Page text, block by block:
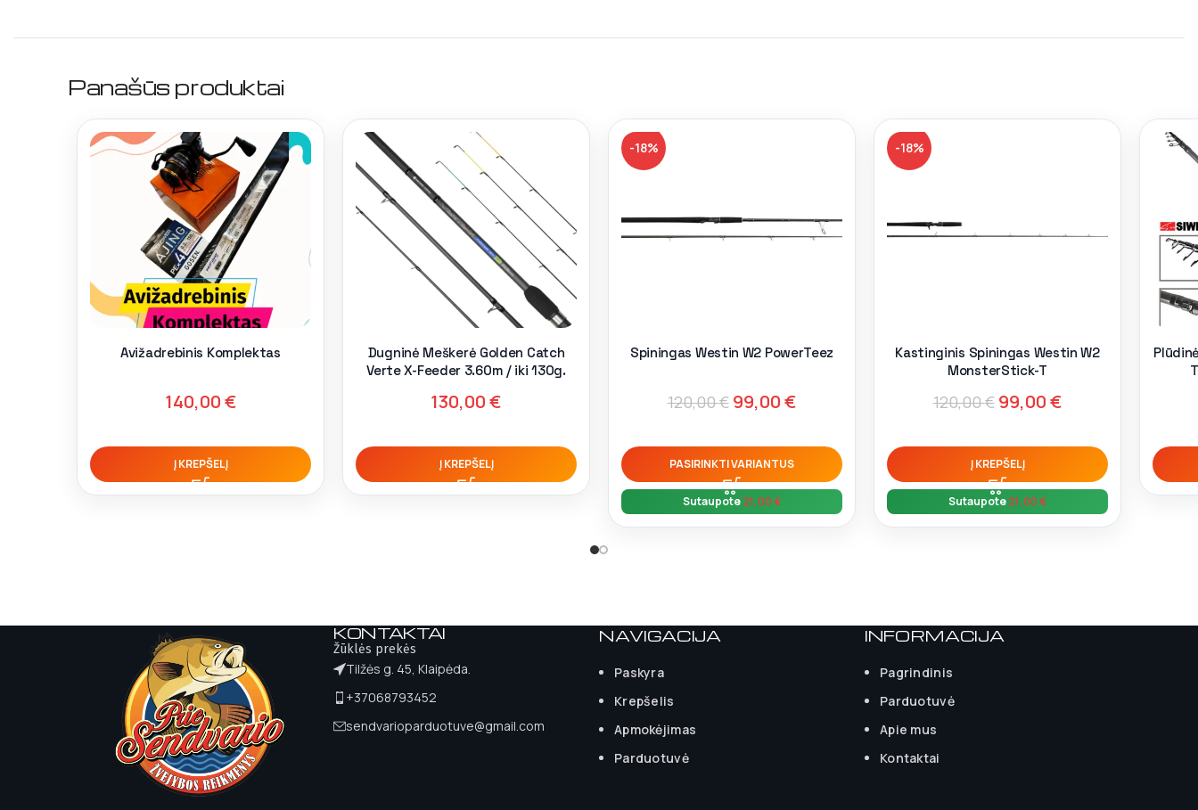
Panašūs produktai
Avižadrebinis Komplektas
140,00€
Į KREPŠELĮ
Dugninė Meškerė Golden Catch
Verte X-Feeder 3.60m / iki 130g.
130,00€
Į KREPŠELĮ
-18%
Spiningas Westin W2 PowerTeez
120,00€ 99,00€
PASIRINKTI VARIANTUS
Sutaupote21,00€
-18%
Kastinginis Spiningas Westin W2
MonsterStick-T
120,00€ 99,00€
Į KREPŠELĮ
Sutaupote21,00€
KONTAKTAI
Žūklės prekės
Tilžės g. 45, Klaipėda.
+37068793452
sendvarioparduotuve@gmail.com
NAVIGACIJA
Paskyra
Krepšelis
Apmokėjimas
Parduotuvė
INFORMACIJA
Pagrindinis
Parduotuvė
Apie mus
Kontaktai